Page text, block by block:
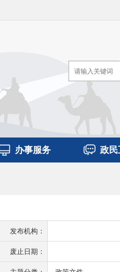
办事服务 政民
发布机构：
废止日期：